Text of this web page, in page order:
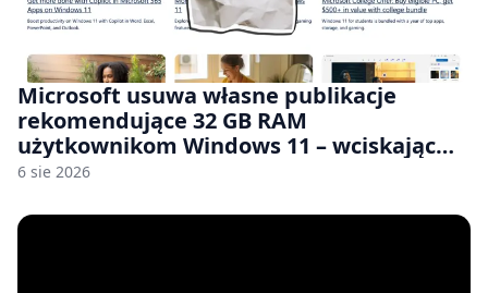
Microsoft usuwa własne publikacje
rekomendujące 32 GB RAM
użytkownikom Windows 11 – wciskając
nam przy tym komputery z 8 GB RAM po
6 sie 2026